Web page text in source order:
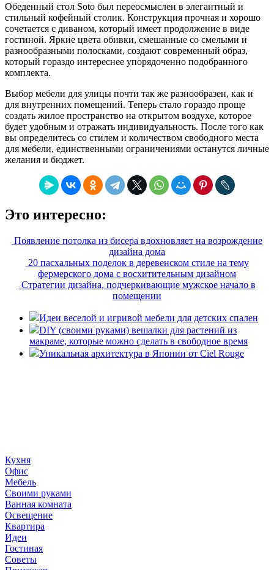
Обеденный стол Soto был переосмыслен в элегантный и
стильный кофейный столик. Конструкция прочная и хорошо
сочетается с диваном, который имеет продолжение в виде
гостиной. Яркие цвета обивки, смешанные со смелыми и
разнообразными полосками, создают современный образ,
который гораздо интереснее упорядоченно подобранного
комплекта.
Выбор мебели для улицы почти так же разнообразен, как и
для внутренних помещений. Теперь стало гораздо проще
создать жилое пространство на открытом воздухе, которое
будет удобным и отражать индивидуальность. После того как
вы определитесь со стилем и количеством свободного места
для мебели, единственными ограничениями останутся личные
желания и бюджет.
Это интересно:
Появление потолка из бисера вдохновляет на возрождение
дизайна дома
20 пасхальных поделок в деревенском стиле на тему
фермерского дома с восхитительным дизайном
Стратегии дизайна, подчеркивающие мужское начало в
помещении
Идеи веселой и игривой мебели для детских спален
DIY (своими руками) вешалки для растений из
макраме, которые можно сделать в свободное время
Уникальная архитектура в Японии от Ciel Rouge
Кухня
Офис
Мебель
Своими руками
Ванная комната
Освещение
Квартира
Идеи
Гостиная
Советы